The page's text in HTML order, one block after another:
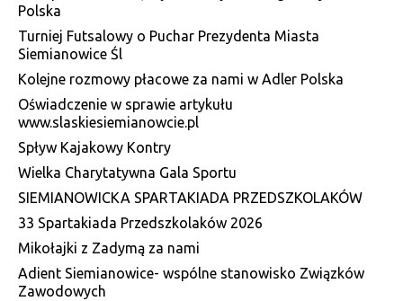
Polska
Turniej Futsalowy o Puchar Prezydenta Miasta
Siemianowice Śl
Kolejne rozmowy płacowe za nami w Adler Polska
Oświadczenie w sprawie artykułu
www.slaskiesiemianowcie.pl
Spływ Kajakowy Kontry
Wielka Charytatywna Gala Sportu
SIEMIANOWICKA SPARTAKIADA PRZEDSZKOLAKÓW
33 Spartakiada Przedszkolaków 2026
Mikołajki z Zadymą za nami
Adient Siemianowice- wspólne stanowisko Związków
Zawodowych